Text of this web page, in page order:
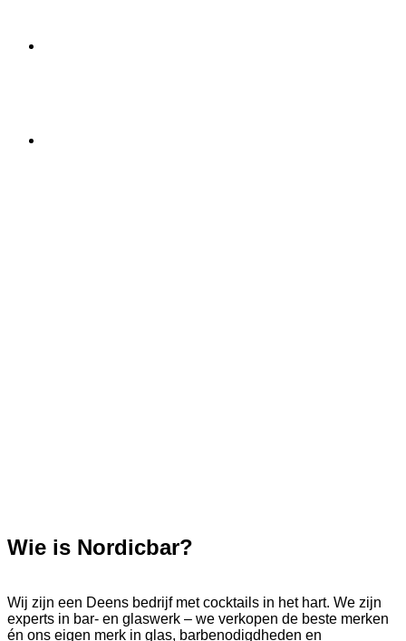
Wie is Nordicbar?
Wij zijn een Deens bedrijf met cocktails in het hart. We zijn
experts in bar- en glaswerk – we verkopen de beste merken
én ons eigen merk in glas, barbenodigdheden en